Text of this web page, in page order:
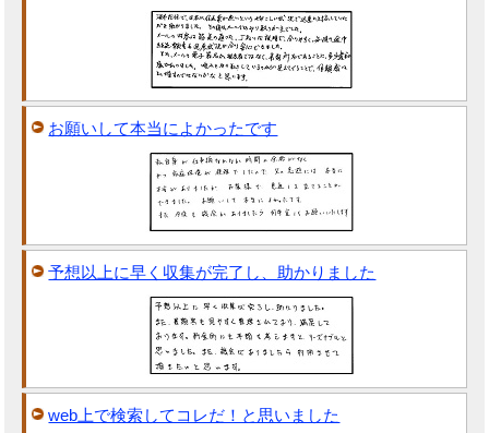
お願いして本当によかったです
予想以上に早く収集が完了し、助かりました
web上で検索してコレだ！と思いました